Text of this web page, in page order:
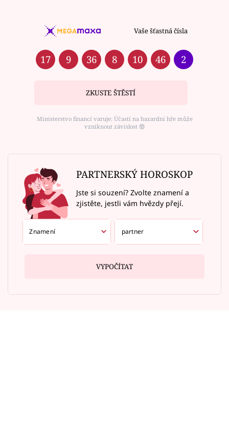
Vaše šťastná čísla
17 9 36 8 10 46 2
ZKUSTE ŠTĚSTÍ
Ministerstvo financí varuje: Účastí na hazardní hře může
vzniknout závislost ⑱
PARTNERSKÝ HOROSKOP
Jste si souzení? Zvolte znamení a
zjistěte, jestli vám hvězdy přejí.
VYPOČÍTAT